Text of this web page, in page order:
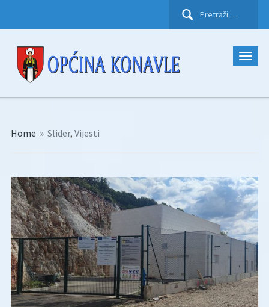
Pretraži:
Home » Slider, Vijesti